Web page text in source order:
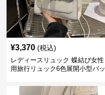
¥3,370 (税込)
レディースリュック 蝶結び女性
用旅行リュック6色展開小型バッ